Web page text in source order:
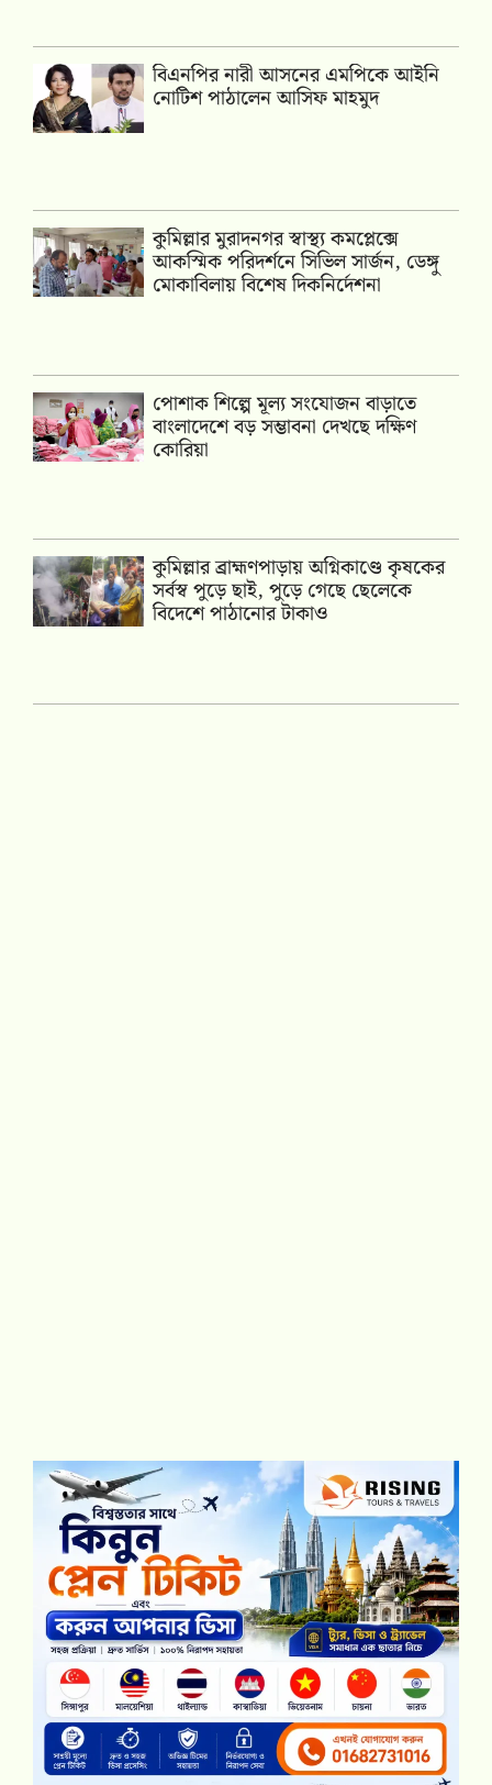
বিএনপির নারী আসনের এমপিকে আইনি
নোটিশ পাঠালেন আসিফ মাহমুদ
কুমিল্লার মুরাদনগর স্বাস্থ্য কমপ্লেক্সে
আকস্মিক পরিদর্শনে সিভিল সার্জন, ডেঙ্গু
মোকাবিলায় বিশেষ দিকনির্দেশনা
পোশাক শিল্পে মূল্য সংযোজন বাড়াতে
বাংলাদেশে বড় সম্ভাবনা দেখছে দক্ষিণ
কোরিয়া
কুমিল্লার ব্রাহ্মণপাড়ায় অগ্নিকাণ্ডে কৃষকের
সর্বস্ব পুড়ে ছাই, পুড়ে গেছে ছেলেকে
বিদেশে পাঠানোর টাকাও